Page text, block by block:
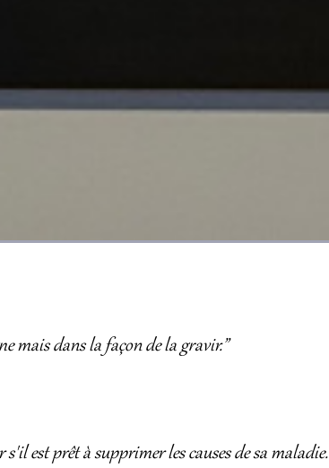
mais dans la façon de la gravir.”
est prêt à supprimer les causes de sa maladie.